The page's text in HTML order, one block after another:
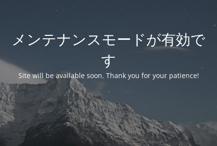
メンテナンスモードが有効で
す
Site will be available soon. Thank you for your patience!